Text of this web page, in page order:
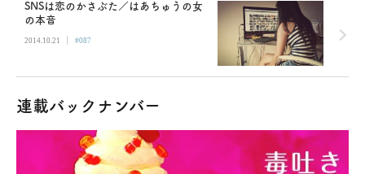
SNSは恋のかさぶた／はあちゅうの女
の本音
2014.10.21 | #087
連載バックナンバー